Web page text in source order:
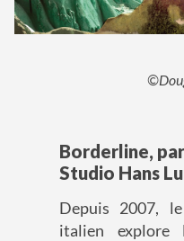
Borderline,
Studio Hans
Depuis 2007,
italien explore